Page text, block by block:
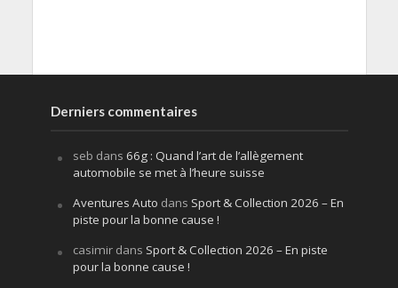
Derniers commentaires
seb dans 66g : Quand l’art de l’allègement
automobile se met à l’heure suisse
Aventures Auto dans Sport & Collection 2026 – En
piste pour la bonne cause !
casimirdans Sport & Collection 2026 – En piste
pour la bonne cause !